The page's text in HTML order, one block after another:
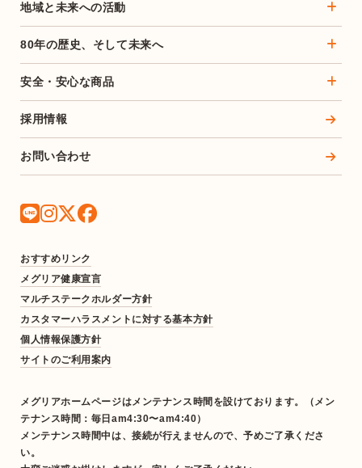
地域と未来への活動
80年の歴史、そして未来へ
安全・安心な商品
採用情報
お問い合わせ
おすすめリンク
メグリア健康宣言
マルチステークホルダー方針
カスタマーハラスメントに対する基本方針
個人情報保護方針
サイトのご利用案内
メグリアホームページはメンテナンス時間を設けております。（メン
テナンス時間：毎日am4:30〜am4:40）
メンテナンス時間中は、接続が行えませんので、予めご了承くださ
い。